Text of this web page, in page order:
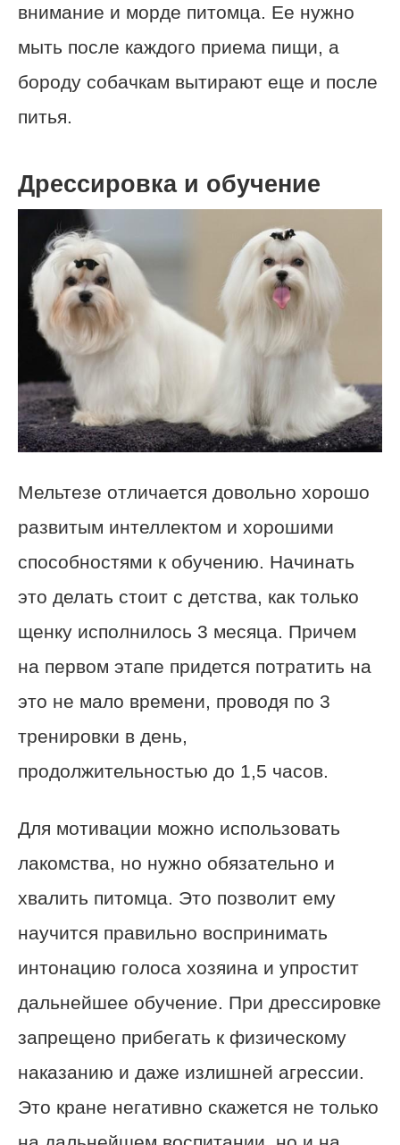
внимание и морде питомца. Ее нужно
мыть после каждого приема пищи, а
бороду собачкам вытирают еще и после
питья.
Дрессировка и обучение
Мельтезе отличается довольно хорошо
развитым интеллектом и хорошими
способностями к обучению. Начинать
это делать стоит с детства, как только
щенку исполнилось 3 месяца. Причем
на первом этапе придется потратить на
это не мало времени, проводя по 3
тренировки в день,
продолжительностью до 1,5 часов.
Для мотивации можно использовать
лакомства, но нужно обязательно и
хвалить питомца. Это позволит ему
научится правильно воспринимать
интонацию голоса хозяина и упростит
дальнейшее обучение. При дрессировке
запрещено прибегать к физическому
наказанию и даже излишней агрессии.
Это кране негативно скажется не только